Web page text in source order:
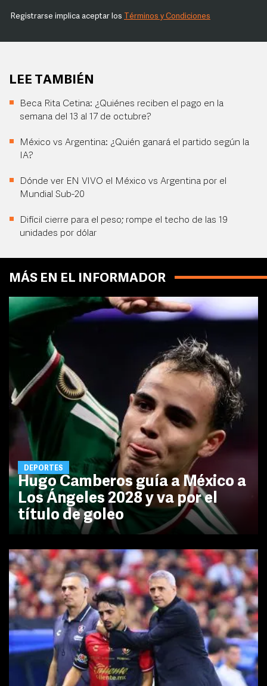
Registrarse implica aceptar los Términos y Condiciones
LEE TAMBIÉN
Beca Rita Cetina: ¿Quiénes reciben el pago en la
semana del 13 al 17 de octubre?
México vs Argentina: ¿Quién ganará el partido según la
IA?
Dónde ver EN VIVO el México vs Argentina por el
Mundial Sub-20
Difícil cierre para el peso; rompe el techo de las 19
unidades por dólar
MÁS EN EL INFORMADOR
DEPORTES
Hugo Camberos guía a México a
Los Ángeles 2028 y va por el
título de goleo